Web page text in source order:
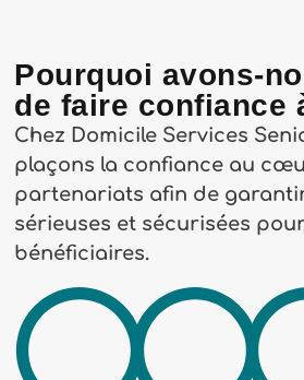
Pourquoi avons-
de faire confiance
Chez Domicile Services
plaçons la confiance au
partenariats afin de
sérieuses et sécurisées
bénéficiaires.